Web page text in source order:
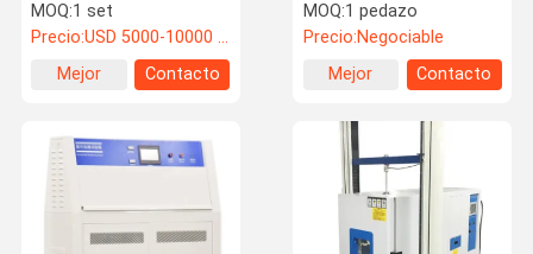
de la prueba de la
humedad de la
temperatura
MOQ:1 set
Precio:USD 5000-10000 / 1 set
Mejor
Contacto
convencional que seca el
horno industrial con
acero inoxidable del SUS
MOQ:1 pedazo
Precio:Negociable
Mejor
Contacto